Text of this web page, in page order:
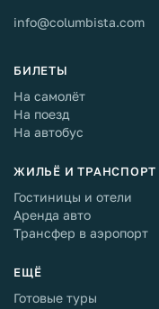
info@columbista.com
БИЛЕТЫ
На самолёт
На поезд
На автобус
ЖИЛЬЁ И ТРАНСПОРТ
Гостиницы и отели
Аренда авто
Трансфер в аэропорт
ЕЩЁ
Готовые туры